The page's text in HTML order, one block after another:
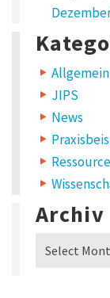
Allgemein
JIPS
News
Archiv
Archiv